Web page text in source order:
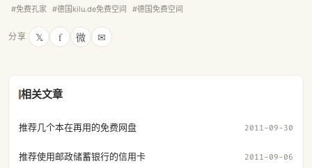
#免费孔家 #德国kilu.de免费空间 #德国免费空间
分享 𝕏 f 微 ✉
相关文章
推荐几个本在再用的免费网盘 2011-09-30
推荐使用邮政储蓄银行的信用卡 2011-09-06